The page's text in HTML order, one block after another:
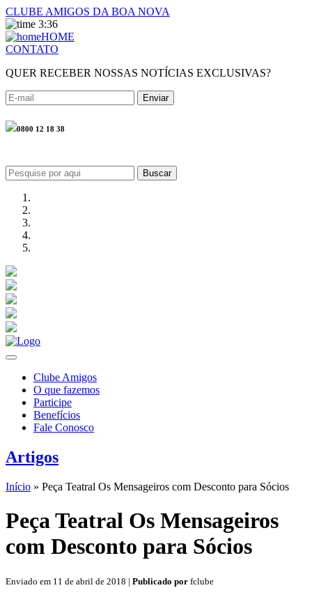
CLUBE AMIGOS DA BOA NOVA
3:36
HOME
CONTATO
QUER RECEBER NOSSAS NOTÍCIAS EXCLUSIVAS?
0800 12 18 38
Buscar
Clube Amigos
O que fazemos
Participe
Benefícios
Fale Conosco
Artigos
Início » Peça Teatral Os Mensageiros com Desconto para Sócios
Peça Teatral Os Mensageiros
com Desconto para Sócios
Enviado em 11 de abril de 2018 | Publicado por fclube